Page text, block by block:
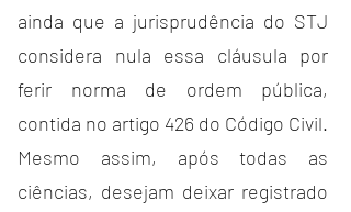
ainda que a jurisprudência do STJ
considera nula essa cláusula por
ferir norma de ordem pública,
contida no artigo 426 do Código Civil.
Mesmo assim, após todas as
ciências, desejam deixar registrado